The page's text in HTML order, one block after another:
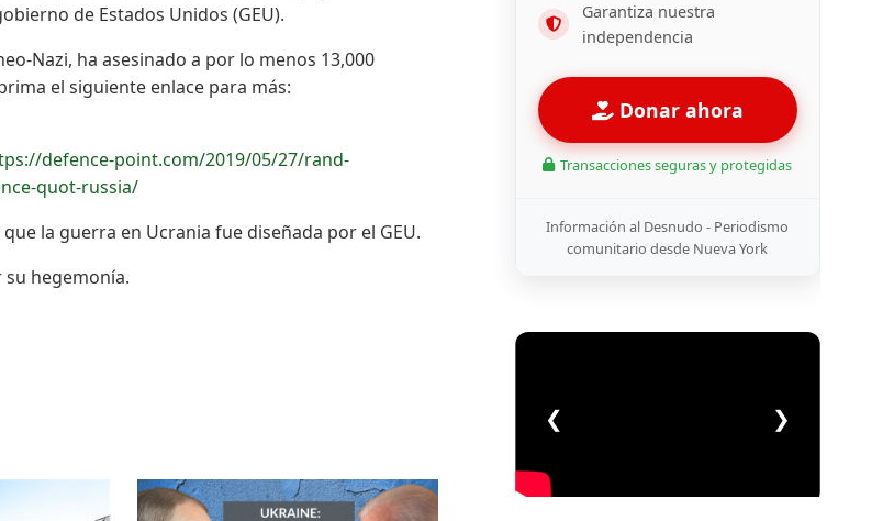
de Estados Unidos (GEU).
Nazi, ha asesinado a por lo menos 13,000
el siguiente enlace para más:
defence-point.com/2019/05/27/rand-
quot-russia/
la guerra en Ucrania fue diseñada por el GEU.
hegemonía.
Garantiza nuestra
independencia
Donar ahora
Transacciones seguras y protegidas
Información al Desnudo - Periodismo
comunitario desde Nueva York
❮ ❯